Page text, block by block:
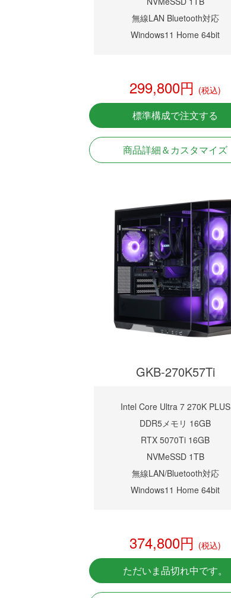
無線LAN Bluetooth対応
Windows11 Home 64bit
299,800円 (税込)
標準構成で注文する
商品詳細＆カスタマイズ
GKB-270K57Ti
Intel Core Ultra 7 270K PLUS
DDR5メモリ 16GB
RTX 5070Ti 16GB
NVMeSSD 1TB
無線LAN/Bluetooth対応
Windows11 Home 64bit
374,800円 (税込)
ただいま品切れ中です。